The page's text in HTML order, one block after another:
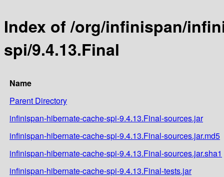
Index of /org/infinispan/
spi/9.4.13.Final
Name
Parent Directory
infinispan-hibernate-cache-spi-9.4.13.Final-sources.jar
infinispan-hibernate-cache-spi-9.4.13.Final-sources.jar.md5
infinispan-hibernate-cache-spi-9.4.13.Final-sources.jar.sha1
infinispan-hibernate-cache-spi-9.4.13.Final-tests.jar